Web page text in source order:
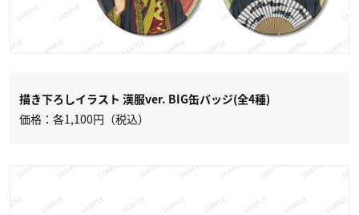
描き下ろしイラスト 漢服ver. BIG缶バッジ(全4種)
価格：各1,100円（税込）